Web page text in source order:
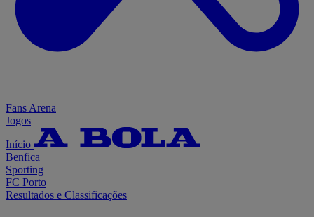
Fans Arena
Jogos
Início
Benfica
Sporting
FC Porto
Resultados e Classificações